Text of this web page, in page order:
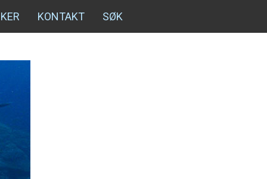
KONTAKT SØK